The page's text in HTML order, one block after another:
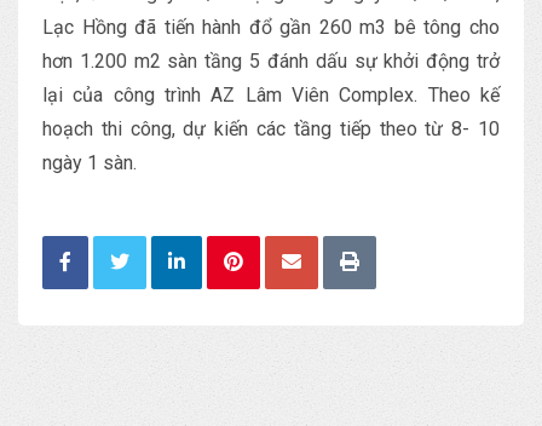
Lạc Hồng đã tiến hành đổ gần 260 m3 bê tông cho
hơn 1.200 m2 sàn tầng 5 đánh dấu sự khởi động trở
lại của công trình AZ Lâm Viên Complex. Theo kế
hoạch thi công, dự kiến các tầng tiếp theo từ 8- 10
ngày 1 sàn.